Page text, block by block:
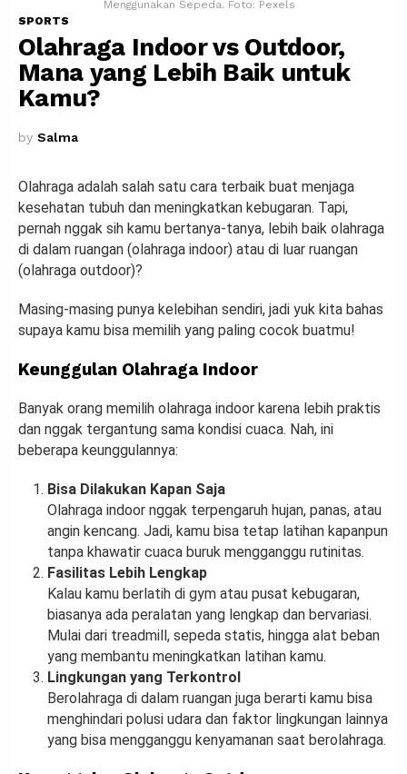
Menggunakan Sepeda. Foto: Pexels
SPORTS
Olahraga Indoor vs Outdoor,
Mana yang Lebih Baik untuk
Kamu?
by Salma
Olahraga adalah salah satu cara terbaik buat menjaga
kesehatan tubuh dan meningkatkan kebugaran. Tapi,
pernah nggak sih kamu bertanya-tanya, lebih baik olahraga
di dalam ruangan (olahraga indoor) atau di luar ruangan
(olahraga outdoor)?
Masing-masing punya kelebihan sendiri, jadi yuk kita bahas
supaya kamu bisa memilih yang paling cocok buatmu!
Keunggulan Olahraga Indoor
Banyak orang memilih olahraga indoor karena lebih praktis
dan nggak tergantung sama kondisi cuaca. Nah, ini
beberapa keunggulannya:
Bisa Dilakukan Kapan Saja
Olahraga indoor nggak terpengaruh hujan, panas, atau
angin kencang. Jadi, kamu bisa tetap latihan kapanpun
tanpa khawatir cuaca buruk mengganggu rutinitas.
Fasilitas Lebih Lengkap
Kalau kamu berlatih di gym atau pusat kebugaran,
biasanya ada peralatan yang lengkap dan bervariasi.
Mulai dari treadmill, sepeda statis, hingga alat beban
yang membantu meningkatkan latihan kamu.
Lingkungan yang Terkontrol
Berolahraga di dalam ruangan juga berarti kamu bisa
menghindari polusi udara dan faktor lingkungan lainnya
yang bisa mengganggu kenyamanan saat berolahraga.